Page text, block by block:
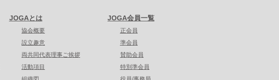
JOGAとは
協会概要
設立趣意
両共同代表理事ご挨拶
活動項目
JOGA会員一覧
正会員
準会員
賛助会員
特別準会員